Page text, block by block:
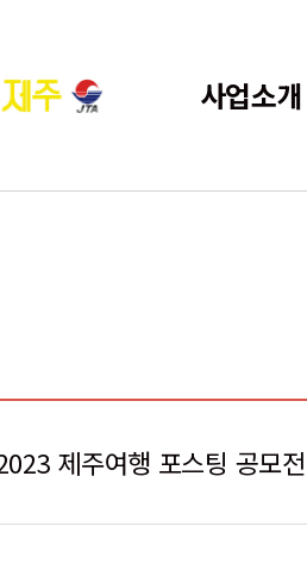
사업소개
제주여행 포스팅 공모